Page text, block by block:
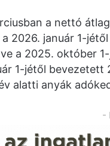
a nettó
2026. január 1-
a 2025. október
1-jétől
alatti anyák
-